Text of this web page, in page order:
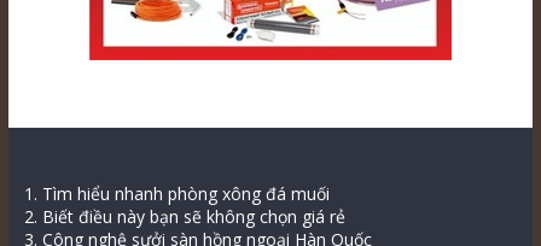
1. Tìm hiểu nhanh phòng xông đá muối
2. Biết điều này bạn sẽ không chọn giá rẻ
3. Công nghệ sưởi sàn hồng ngoại Hàn Quốc